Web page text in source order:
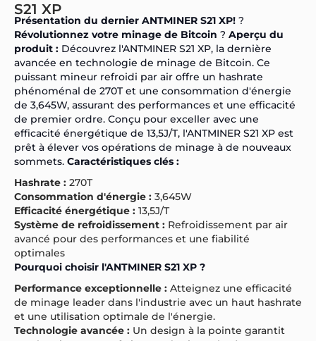
S21 XP
Présentation du dernier ANTMINER S21 XP! ?
Révolutionnez votre minage de Bitcoin ? Aperçu du
produit : Découvrez l'ANTMINER S21 XP, la dernière
avancée en technologie de minage de Bitcoin. Ce
puissant mineur refroidi par air offre un hashrate
phénoménal de 270T et une consommation d'énergie
de 3,645W, assurant des performances et une efficacité
de premier ordre. Conçu pour exceller avec une
efficacité énergétique de 13,5J/T, l'ANTMINER S21 XP est
prêt à élever vos opérations de minage à de nouveaux
sommets. Caractéristiques clés :
Hashrate : 270T
Consommation d'énergie : 3,645W
Efficacité énergétique : 13,5J/T
Système de refroidissement : Refroidissement par air
avancé pour des performances et une fiabilité
optimales
Pourquoi choisir l'ANTMINER S21 XP ?
Performance exceptionnelle : Atteignez une efficacité
de minage leader dans l'industrie avec un haut hashrate
et une utilisation optimale de l'énergie.
Technologie avancée : Un design à la pointe garantit